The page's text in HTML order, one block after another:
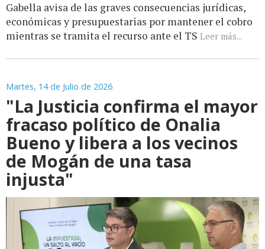
Gabella avisa de las graves consecuencias jurídicas,
económicas y presupuestarias por mantener el cobro
mientras se tramita el recurso ante el TS Leer más...
Martes, 14 de Julio de 2026
"La Justicia confirma el mayor
fracaso político de Onalia
Bueno y libera a los vecinos
de Mogán de una tasa
injusta"